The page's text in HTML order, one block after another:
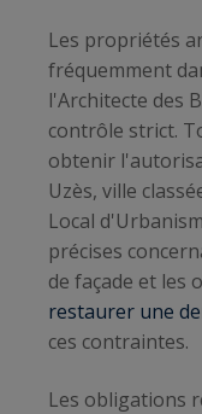
Les propriétés
fréquemment
l'Architecte des
contrôle strict.
obtenir
Uzès, ville
Local
précises
de façade et les
restaurer une
ces contraintes.
Les obligations